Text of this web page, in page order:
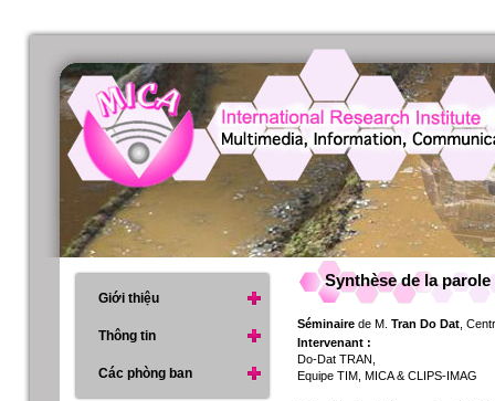
Synthèse de la
Séminaire de M.Tran Do Dat ,
Intervenant :
Do-Dat TRAN,
Equipe TIM, MICA & CLIPS-IMAG
Giới thiệu
Thông tin
Các phòng ban